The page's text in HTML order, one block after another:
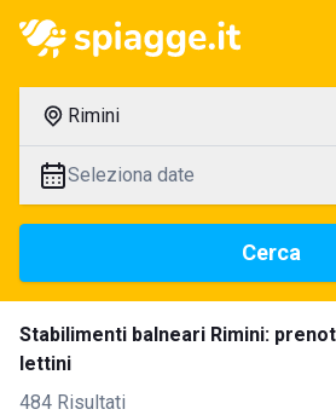
Rimini
Seleziona date
Cerca
Stabilimenti balneari Rimini:
lettini
484 Risultati